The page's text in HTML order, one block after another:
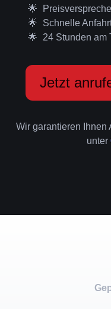
Schnelle
24 Stunden am
Jetzt
Wir garantieren Ihnen
unter